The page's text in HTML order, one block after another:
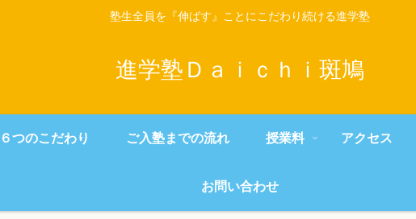
塾生全員を『伸ばす』ことにこだわり続ける進学塾
進学塾Ｄａｉｃｈｉ斑鳩
６つのこだわり ご入塾までの流れ 授業料 アクセス
お問い合わせ